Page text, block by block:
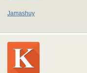
Jamashuy